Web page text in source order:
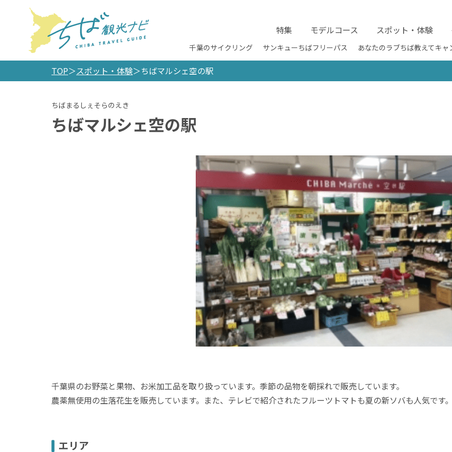
特集 モデルコース スポット・体験
千葉のサイクリング サンキューちばフリーパス あなたのラブちば教えてキャ
TOP スポット・体験 ちばマルシェ空の駅
ちばマルシェ空の駅
千葉県のお野菜と果物、お米加工品を取り扱っています。季節の品物を朝採れで販売しています。
農薬無使用の生落花生を販売しています。また、テレビで紹介されたフルーツトマトも夏の新ソバも人気です
エリア